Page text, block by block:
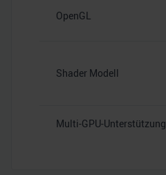
OpenGL
Shader Modell
Multi-GPU-Unterstützung